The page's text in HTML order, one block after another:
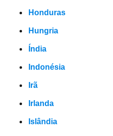
Honduras
Hungria
Índia
Indonésia
Irã
Irlanda
Islândia